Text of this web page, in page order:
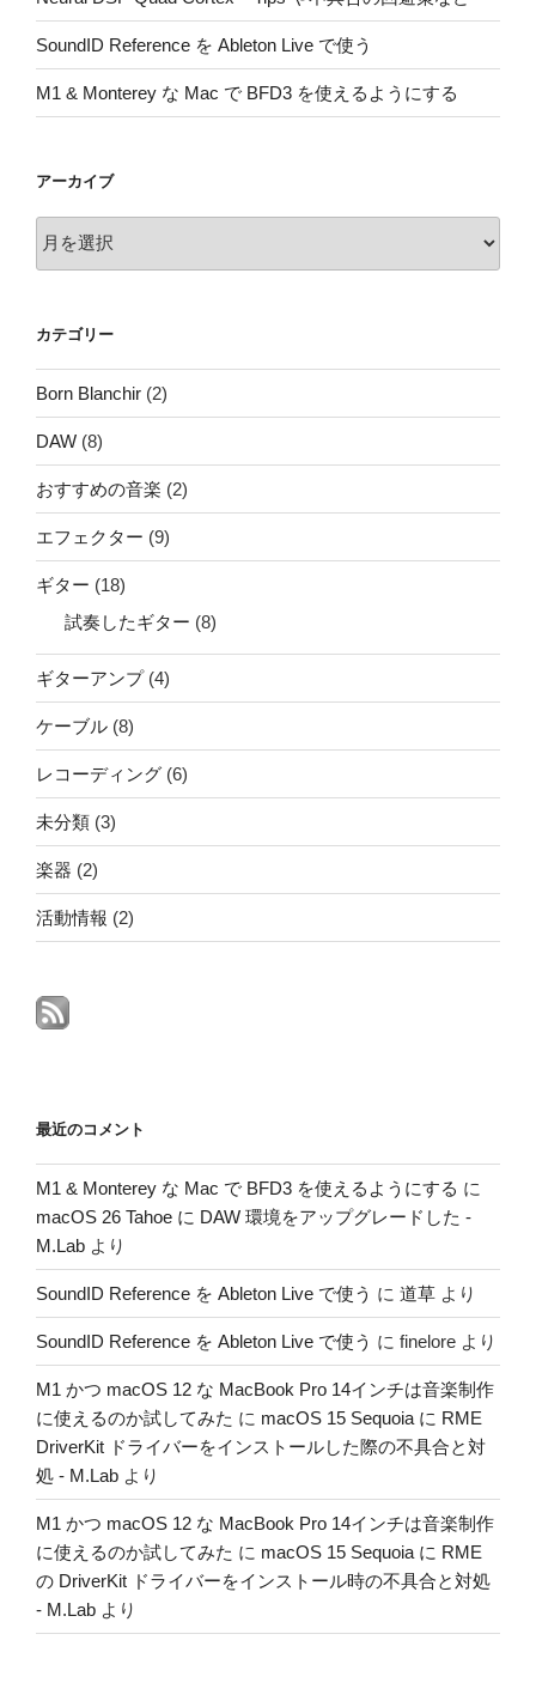
SoundID Reference を Ableton Live で使う
M1 & Monterey な Mac で BFD3 を使えるようにする
アーカイブ
ー
ブ
カテゴリー
Born Blanchir (2)
DAW (8)
おすすめの音楽 (2)
エフェクター (9)
ギター (18)
試奏したギター (8)
ギターアンプ(4)
ケーブル (8)
レコーディング (6)
未分類 (3)
楽器 (2)
活動情報 (2)
最近のコメント
M1 & Monterey な Mac で BFD3 を使えるようにする に
macOS 26 Tahoe に DAW 環境をアップグレードした -
M.Lab より
SoundID Reference を Ableton Live で使う に 道草 より
SoundID Reference を Ableton Live で使う に finelore より
M1 かつ macOS 12 な MacBook Pro 14インチは音楽制作
に使えるのか試してみた に macOS 15 Sequoia に RME
DriverKit ドライバーをインストールした際の不具合と対
処 - M.Lab より
M1 かつ macOS 12 な MacBook Pro 14インチは音楽制作
に使えるのか試してみた に macOS 15 Sequoia に RME
の DriverKit ドライバーをインストール時の不具合と対処
- M.Lab より